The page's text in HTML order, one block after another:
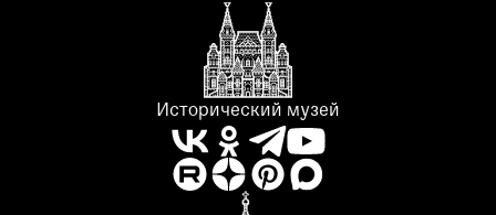
Исторический музей